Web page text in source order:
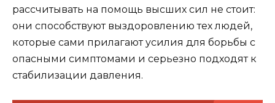
рассчитывать на помощь высших сил не стоит:
они способствуют выздоровлению тех людей,
которые сами прилагают усилия для борьбы с
опасными симптомами и серьезно подходят к
стабилизации давления.